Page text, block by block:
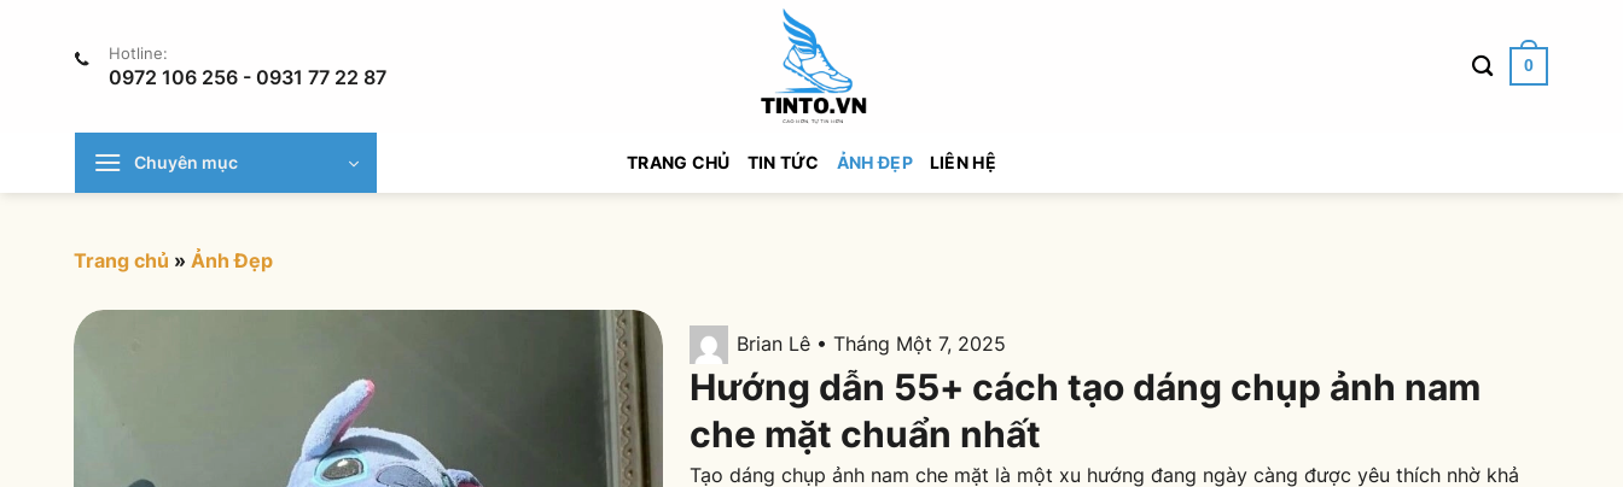
Hotline:
0972 106 256 - 0931 77 22 87 0
Chuyên mục TRANG CHỦ TIN TỨC ẢNH ĐẸP LIÊN HỆ
Trang chủ » Ảnh Đẹp
Brian Lê • Tháng Một 7, 2025
Hướng dẫn 55+ cách tạo dáng chụp ảnh nam
che mặt chuẩn nhất
Tạo dáng chụp ảnh nam che mặt là một xu hướng đang ngày càng được yêu thích nhờ khả